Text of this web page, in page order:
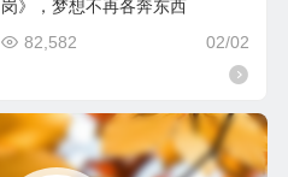
岗》，梦想不再各奔东西
02/02
82,582